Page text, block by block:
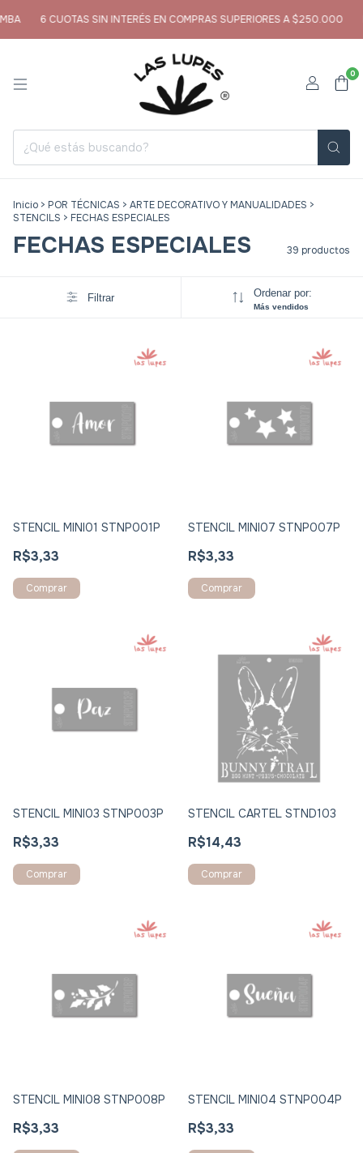
6 CUOTAS SIN INTERÉS EN COMPRAS SUPERIORES A $250.000
0
Inicio > POR TÉCNICAS > ARTE DECORATIVO Y MANUALIDADES >
STENCILS > FECHAS ESPECIALES
FECHAS ESPECIALES 39 productos
Filtrar Ordenar por:
Más vendidos
STENCIL MINI01 STNP001P
R$3,33
Comprar
STENCIL MINI07 STNP007P
R$3,33
Comprar
STENCIL MINI03 STNP003P
R$3,33
Comprar
STENCIL CARTEL STND103
R$14,43
Comprar
STENCIL MINI08 STNP008P
R$3,33
STENCIL MINI04 STNP004P
R$3,33